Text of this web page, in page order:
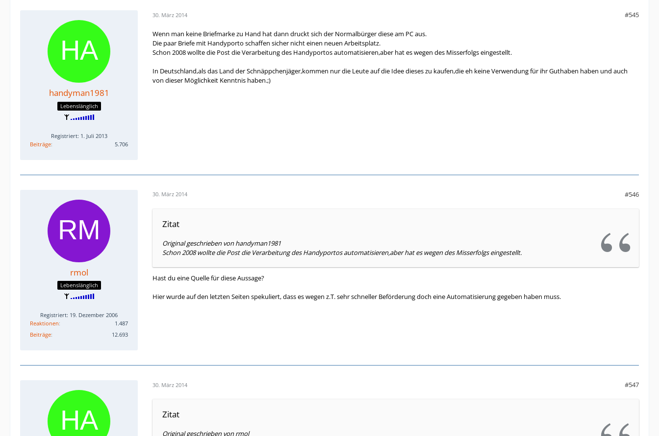
handyman1981
Lebenslänglich
Registriert: 1. Juli 2013
Beiträge
5.706
30. März 2014 #545
Wenn man keine Briefmarke zu Hand hat dann druckt sich der Normalbürger diese am PC aus.
Die paar Briefe mit Handyporto schaffen sicher nicht einen neuen Arbeitsplatz.
Schon 2008 wollte die Post die Verarbeitung des Handyportos automatisieren,aber hat es wegen des Misserfolgs eingestellt.
In Deutschland,als das Land der Schnäppchenjäger,kommen nur die Leute auf die Idee dieses zu kaufen,die eh keine Verwendung für ihr Guthaben haben und auch
von dieser Möglichkeit Kenntnis haben.;)
rmol
Lebenslänglich
Registriert: 19. Dezember 2006
Reaktionen
1.487
Beiträge
12.693
30. März 2014 #546
Zitat
Original geschrieben von handyman1981
Schon 2008 wollte die Post die Verarbeitung des Handyportos automatisieren,aber hat es wegen des Misserfolgs eingestellt.
Hast du eine Quelle für diese Aussage?
Hier wurde auf den letzten Seiten spekuliert, dass es wegen z.T. sehr schneller Beförderung doch eine Automatisierung gegeben haben muss.
30. März 2014 #547
Zitat
Original geschrieben von rmol